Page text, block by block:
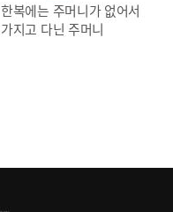
한복에는 주머니가 없어서
가지고 다닌 주머니